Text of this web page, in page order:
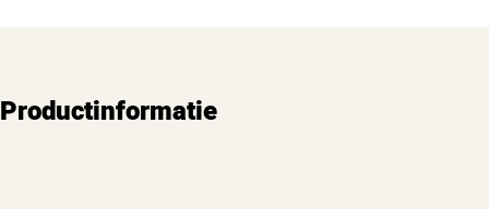
Productinformatie